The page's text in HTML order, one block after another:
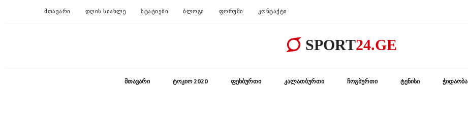
ᲛᲗᲐᲕᲐᲠᲘ ᲓᲦᲘᲡ ᲡᲘᲐᲮᲚᲔ ᲡᲢᲐᲢᲘᲔᲑᲘ ᲑᲚᲝᲒᲘ ᲤᲝᲠᲣᲛᲘ ᲙᲝᲜᲢᲐᲥᲢᲘ
SPORT24.GE
ᲛᲗᲐᲕᲐᲠᲘ ᲢᲝᲙᲘᲝ 2020 ᲤᲔᲮᲑᲣᲠᲗᲘ ᲙᲐᲚᲐᲗᲑᲣᲠᲗᲘ ᲩᲝᲒᲑᲣᲠᲗᲘ ᲢᲔᲜᲘᲡᲘ ᲭᲘᲓᲐᲝᲑᲐ